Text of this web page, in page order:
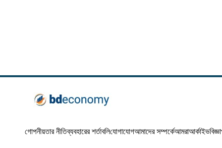
গোপনীয়তার নীতিব্যবহারের শর্তাবলিযোগাযোগআমাদের সম্পর্কেআমরাআর্কাইভ